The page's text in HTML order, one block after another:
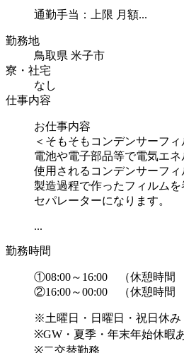
通勤手当：上限 月額...
勤務地
鳥取県 米子市
寮・社宅
なし
仕事内容
お仕事内容
＜そもそもコンデンサーフ
電池や電子部品等で電気エ
使用されるコンデンサーフィ
製造過程で作ったフィルム
セパレーターになります。
...
勤務時間
①08:00～16:00 （休憩時間
②16:00～00:00 （休憩時間
※土曜日・日曜日・祝日休み
※GW・夏季・年末年始休暇